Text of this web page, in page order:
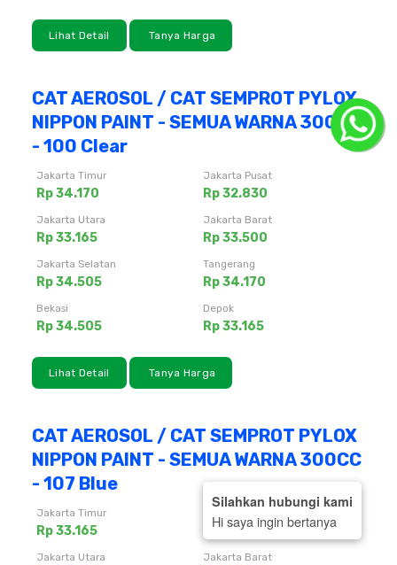
Lihat Detail Tanya Harga
CAT AEROSOL / CAT SEMPROT PYLOX
NIPPON PAINT - SEMUA WARNA 300CC
- 100 Clear
Jakarta Timur
Rp 34.170
Jakarta Pusat
Rp 32.830
Jakarta Utara
Rp 33.165
Jakarta Barat
Rp 33.500
Jakarta Selatan
Rp 34.505
Tangerang
Rp 34.170
Bekasi
Rp 34.505
Depok
Rp 33.165
Lihat Detail Tanya Harga
CAT AEROSOL / CAT SEMPROT PYLOX
NIPPON PAINT - SEMUA WARNA 300CC
- 107 Blue
Jakarta Timur
Rp 33.165 Rp 34.505
Jakarta Utara Jakarta Barat
Silahkan hubungi kami
Hi saya ingin bertanya